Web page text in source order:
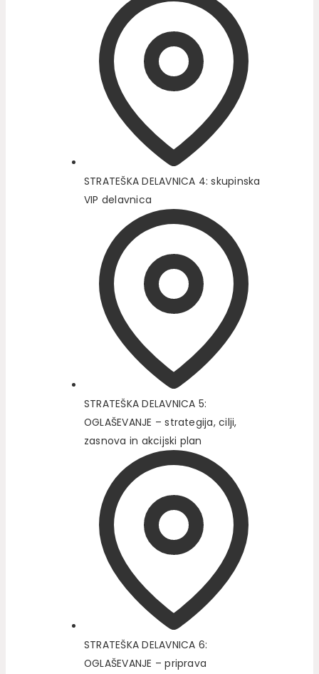
STRATEŠKA DELAVNICA 4: skupinska
VIP delavnica
STRATEŠKA DELAVNICA 5:
OGLAŠEVANJE – strategija, cilji,
zasnova in akcijski plan
STRATEŠKA DELAVNICA 6:
OGLAŠEVANJE – priprava